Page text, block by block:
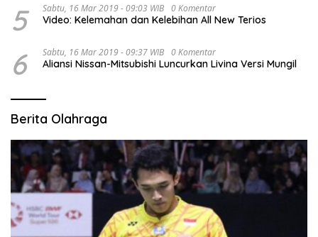
5 Sabtu, 16 Mar 2019 - 09:03 WIB 0 Komentar
Video: Kelemahan dan Kelebihan All New Terios
6 Sabtu, 16 Mar 2019 - 09:37 WIB 0 Komentar
Aliansi Nissan-Mitsubishi Luncurkan Livina Versi Mungil
Berita Olahraga